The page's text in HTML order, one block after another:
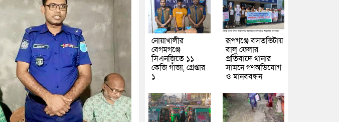
নোয়াখালীর
বেগমগঞ্জে
সিএনজিতে ১১
কেজি গাঁজা, গ্রেপ্তার
১
রূপগঞ্জে বসতভিটায়
বালু ফেলার
প্রতিবাদে থানার
সামনে গণঅভিযোগ
ও মানববন্ধন